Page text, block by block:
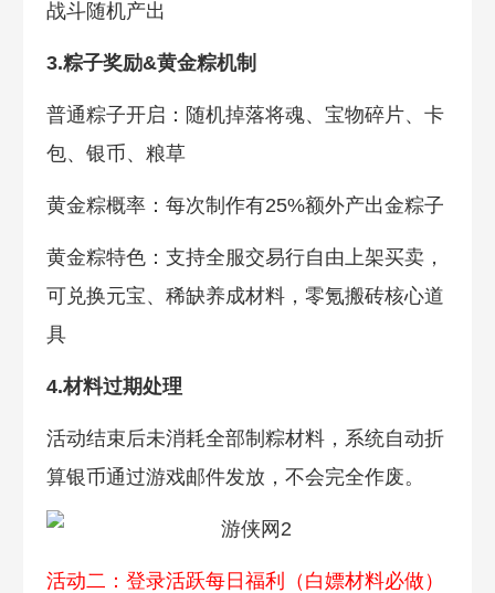
战斗随机产出
3.粽子奖励&黄金粽机制
普通粽子开启：随机掉落将魂、宝物碎片、卡
包、银币、粮草
黄金粽概率：每次制作有25%额外产出金粽子
黄金粽特色：支持全服交易行自由上架买卖，
可兑换元宝、稀缺养成材料，零氪搬砖核心道
具
4.材料过期处理
活动结束后未消耗全部制粽材料，系统自动折
算银币通过游戏邮件发放，不会完全作废。
活动二：登录活跃每日福利（白嫖材料必做）